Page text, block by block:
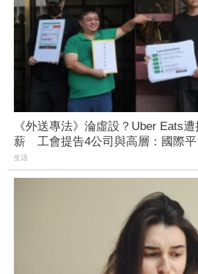
《外送專法》淪虛設？Uber Eats
薪 工會提告4公司與高層：國際平
生活